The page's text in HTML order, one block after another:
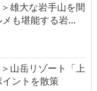
雄大な岩手山を間
も堪能する岩…
山岳リゾート「上
ントを散策